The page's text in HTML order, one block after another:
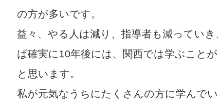
の方が多いです。
益々、やる人は減り、指導者も減ってい
ば確実に10年後には、関西では学ぶこと
と思います。
私が元気なうちにたくさんの方に学んで